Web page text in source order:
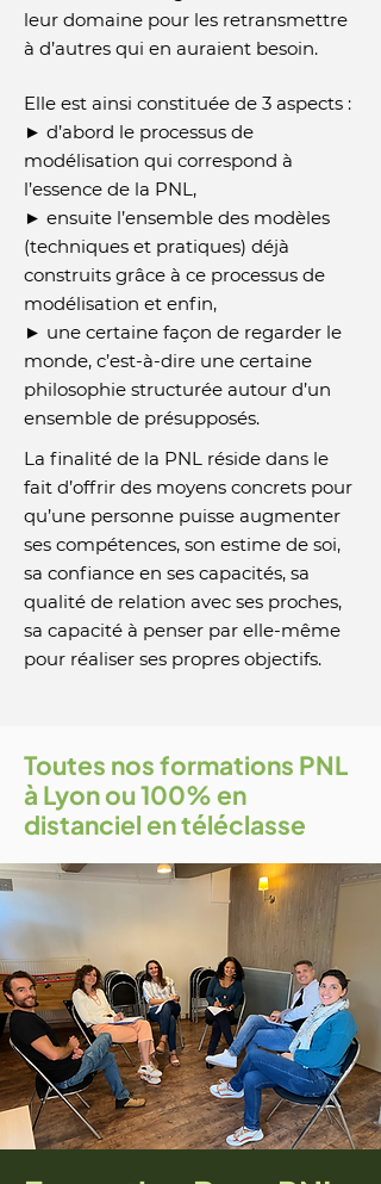
leur domaine pour les retransmettre
à d’autres qui en auraient besoin.
Elle est ainsi constituée de 3 aspects :
► d’abord le processus de
modélisation qui correspond à
l’essence de la PNL,
► ensuite l’ensemble des modèles
(techniques et pratiques) déjà
construits grâce à ce processus de
modélisation et enfin,
► une certaine façon de regarder le
monde, c’est-à-dire une certaine
philosophie structurée autour d’un
ensemble de présupposés.
La finalité de la PNL réside dans le
fait d’offrir des moyens concrets pour
qu’une personne puisse augmenter
ses compétences, son estime de soi,
sa confiance en ses capacités, sa
qualité de relation avec ses proches,
sa capacité à penser par elle-même
pour réaliser ses propres objectifs.
Toutes nos formations PNL
à Lyon ou 100% en
distanciel en téléclasse